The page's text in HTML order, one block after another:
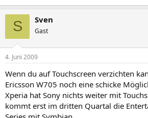
S Sven
Gast
4. Juni 2009
Wenn du auf Touchscreen verzichten
Ericsson W705 noch eine schicke
Xperia hat Sony nichts weiter mit
kommt erst im dritten Quartal die